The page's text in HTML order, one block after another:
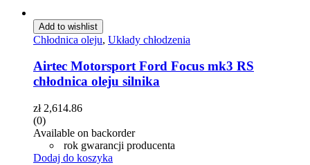
Add to wishlist
Chłodnica oleju, Układy chłodzenia
Airtec Motorsport Ford Focus mk3 RS
chłodnica oleju silnika
zł2,614.86
(0)
Available on backorder
rok gwarancji producenta
Dodaj do koszyka